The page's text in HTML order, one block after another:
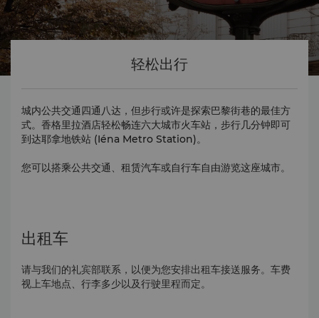
轻松出行
城内公共交通四通八达，但步行或许是探索巴黎街巷的最佳方
式。香格里拉酒店轻松畅连六大城市火车站，步行几分钟即可
到达耶拿地铁站 (Iéna Metro Station)。
您可以搭乘公共交通、租赁汽车或自行车自由游览这座城市。
出租车
请与我们的礼宾部联系，以便为您安排出租车接送服务。车费
视上车地点、行李多少以及行驶里程而定。